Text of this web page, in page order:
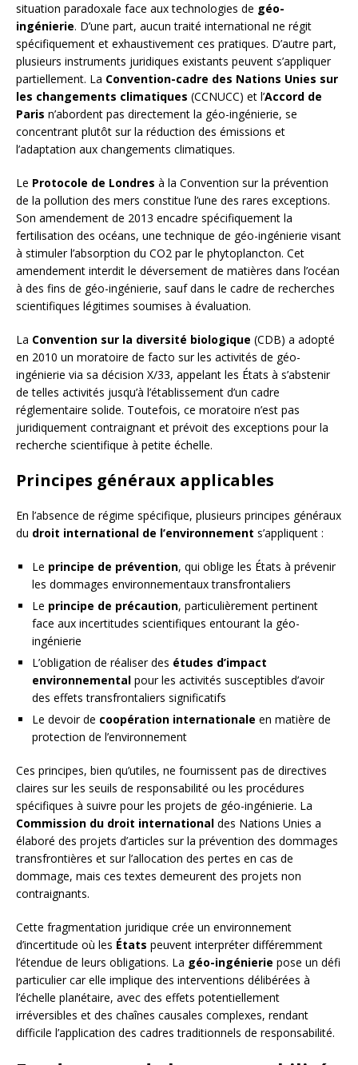
situation paradoxale face aux technologies de géo-
ingénierie. D’une part, aucun traité international ne régit
spécifiquement et exhaustivement ces pratiques. D’autre part,
plusieurs instruments juridiques existants peuvent s’appliquer
partiellement. La Convention-cadre des Nations Unies sur
les changements climatiques (CCNUCC) et l’Accord de
Paris n’abordent pas directement la géo-ingénierie, se
concentrant plutôt sur la réduction des émissions et
l’adaptation aux changements climatiques.
Le Protocole de Londres à la Convention sur la prévention
de la pollution des mers constitue l’une des rares exceptions.
Son amendement de 2013 encadre spécifiquement la
fertilisation des océans, une technique de géo-ingénierie visant
à stimuler l’absorption du CO2 par le phytoplancton. Cet
amendement interdit le déversement de matières dans l’océan
à des fins de géo-ingénierie, sauf dans le cadre de recherches
scientifiques légitimes soumises à évaluation.
La Convention sur la diversité biologique (CDB) a adopté
en 2010 un moratoire de facto sur les activités de géo-
ingénierie via sa décision X/33, appelant les États à s’abstenir
de telles activités jusqu’à l’établissement d’un cadre
réglementaire solide. Toutefois, ce moratoire n’est pas
juridiquement contraignant et prévoit des exceptions pour la
recherche scientifique à petite échelle.
Principes généraux applicables
En l’absence de régime spécifique, plusieurs principes généraux
du droit international de l’environnement s’appliquent :
Le principe de prévention, qui oblige les États à prévenir
les dommages environnementaux transfrontaliers
Le principe de précaution, particulièrement pertinent
face aux incertitudes scientifiques entourant la géo-
ingénierie
L’obligation de réaliser des études d’impact
environnemental pour les activités susceptibles d’avoir
des effets transfrontaliers significatifs
Le devoir de coopération internationale en matière de
protection de l’environnement
Ces principes, bien qu’utiles, ne fournissent pas de directives
claires sur les seuils de responsabilité ou les procédures
spécifiques à suivre pour les projets de géo-ingénierie. La
Commission du droit international des Nations Unies a
élaboré des projets d’articles sur la prévention des dommages
transfrontières et sur l’allocation des pertes en cas de
dommage, mais ces textes demeurent des projets non
contraignants.
Cette fragmentation juridique crée un environnement
d’incertitude où les États peuvent interpréter différemment
l’étendue de leurs obligations. La géo-ingénierie pose un défi
particulier car elle implique des interventions délibérées à
l’échelle planétaire, avec des effets potentiellement
irréversibles et des chaînes causales complexes, rendant
difficile l’application des cadres traditionnels de responsabilité.